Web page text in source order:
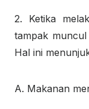
2. Ketika
tampak
Hal ini
A. Makanan